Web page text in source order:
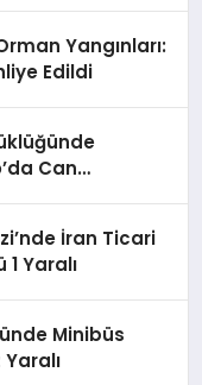
Yangınları:
Edildi
Can
İran Ticari
Yaralı
Minibüs